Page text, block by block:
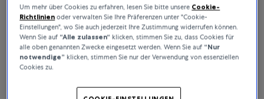
Um mehr über Cookies zu erfahren, lesen Sie bitte unsere Cookie-
Richtlinien oder verwalten Sie Ihre Präferenzen unter "Cookie-
Einstellungen", wo Sie auch jederzeit Ihre Zustimmung widerrufen können.
Wenn Sie auf “Alle zulassen“ klicken, stimmen Sie zu, dass Cookies für
alle oben genannten Zwecke eingesetzt werden. Wenn Sie auf “Nur
notwendige” klicken, stimmen Sie nur der Verwendung von essenziellen
Cookies zu.